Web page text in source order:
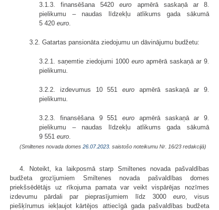
3.1.3. finansēšana 5420euro apmērā saskaņā ar 8.
pielikumu – naudas līdzekļu atlikums gada sākumā
5 420 euro
3.2. Gatartas pansionāta ziedojumu un dāvinājumu budžetu:
3.2.1. saņemtie ziedojumi 1000 euro apmērā saskaņā ar 9.
pielikumu.
3.2.2. izdevumus 10 551 euro apmērā saskaņā ar 9.
pielikumu.
3.2.3. finansēšana 9 551 euro apmērā saskaņā ar 9.
pielikumu – naudas līdzekļu atlikums gada sākumā
9 551 euro
(Smiltenes novada domes 26.07.2023. saistošo noteikumu Nr. 16/23 redakcijā)
4. Noteikt, ka laikposmā starp Smiltenes novada pašvaldības
budžeta grozījumiem Smiltenes novada pašvaldības domes
priekšsēdētājs uz rīkojuma pamata var veikt vispārējas nozīmes
izdevumu pārdali par pieprasījumiem līdz 3000 euro, visus
piešķīrumus iekļaujot kārtējos attiecīgā gada pašvaldības budžeta